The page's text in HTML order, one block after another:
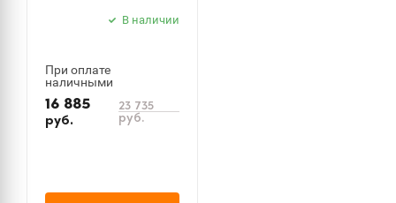
В наличии
При оплате
наличными
16 885
руб.
23 735
руб.